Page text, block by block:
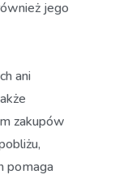
jego
ani
zakupów
pomaga